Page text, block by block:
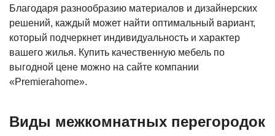
Благодаря разнообразию материалов и дизайнерских
решений, каждый может найти оптимальный вариант,
который подчеркнет индивидуальность и характер
вашего жилья. Купить качественную мебель по
выгодной цене можно на сайте компании
«Premierahome».
Виды межкомнатных перегородок